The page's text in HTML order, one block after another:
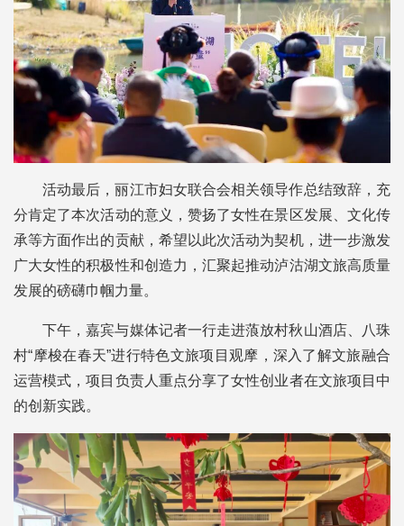
活动最后，丽江市妇女联合会相关领导作总结致辞，充
分肯定了本次活动的意义，赞扬了女性在景区发展、文化传
承等方面作出的贡献，希望以此次活动为契机，进一步激发
广大女性的积极性和创造力，汇聚起推动泸沽湖文旅高质量
发展的磅礴巾帼力量。
下午，嘉宾与媒体记者一行走进蒗放村秋山酒店、八珠
村“摩梭在春天”进行特色文旅项目观摩，深入了解文旅融合
运营模式，项目负责人重点分享了女性创业者在文旅项目中
的创新实践。